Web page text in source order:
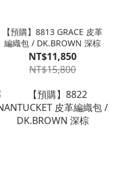
【預購】8813 GRACE 皮革
編織包 / DK.BROWN 深棕
NT$11,850
NT$15,800